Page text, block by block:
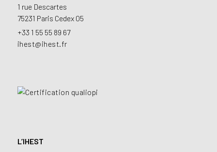
1 rue Descartes
75231 Paris Cedex 05
+33 1 55 55 89 67
ihest@ihest.fr
L’IHEST